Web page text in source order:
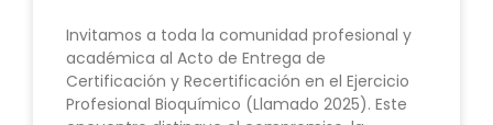
Invitamos a toda la comunidad profesional y
académica al Acto de Entrega de
Certificación y Recertificación en el Ejercicio
Profesional Bioquímico (Llamado 2025). Este